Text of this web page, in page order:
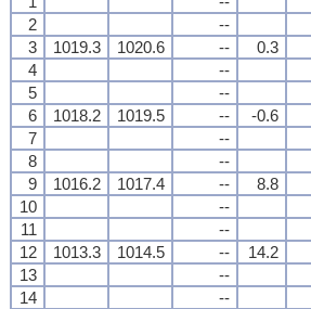
2
--
3
1019.3 1020.6 -- 0.3
4
--
5
--
6
1018.2 1019.5 -- -0.6
7
--
8
--
9
1016.2 1017.4 -- 8.8
10
--
11
--
12
1013.3 1014.5 -- 14.2
13
--
14
--
2
--
3
1019.3 1020.6 -- 0.3
4
--
5
--
6
1018.2 1019.5 -- -0.6
7
--
8
--
9
1016.2 1017.4 -- 8.8
10
--
11
--
12
1013.3 1014.5 -- 14.2
13
--
14
--
2
--
3
1019.3 1020.6 -- 0.3
4
--
5
--
6
1018.2 1019.5 -- -0.6
7
--
8
--
9
1016.2 1017.4 -- 8.8
10
--
11
--
12
1013.3 1014.5 -- 14.2
13
--
14
--
2
--
3
1019.3 1020.6 -- 0.3
4
--
5
--
6
1018.2 1019.5 -- -0.6
7
--
8
--
9
1016.2 1017.4 -- 8.8
10
--
11
--
12
1013.3 1014.5 -- 14.2
13
--
14
--